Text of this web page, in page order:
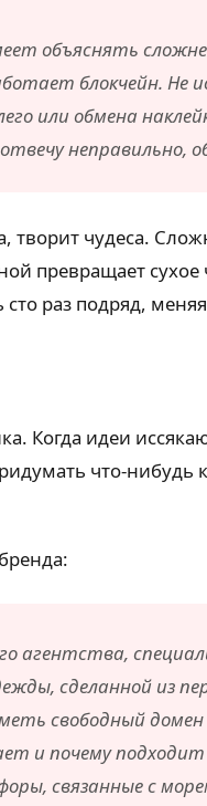
объяснять
блокчейн.
или обмена
неправильно,
чудеса.
превращает
сто раз подряд,
Когда идеи
что-
агентства,
сделанной из
свободный
и почему
связанные с